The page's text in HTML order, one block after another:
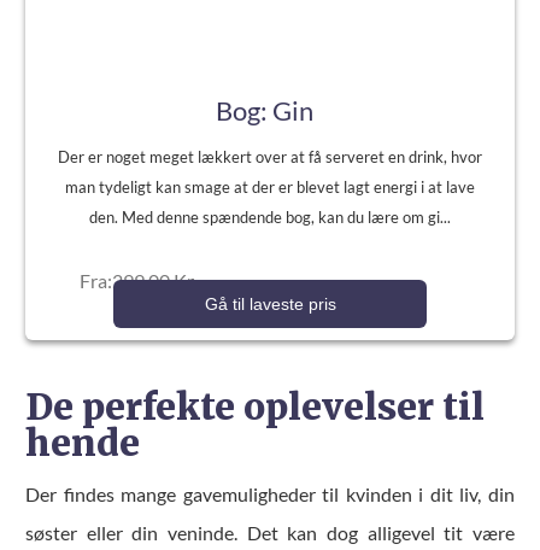
Bog: Gin
Der er noget meget lækkert over at få serveret en drink, hvor
man tydeligt kan smage at der er blevet lagt energi i at lave
den. Med denne spændende bog, kan du lære om gi...
Fra:299,00 Kr.
Gå til laveste pris
De perfekte oplevelser til
hende
Der findes mange gavemuligheder til kvinden i dit liv, din
søster eller din veninde. Det kan dog alligevel tit være